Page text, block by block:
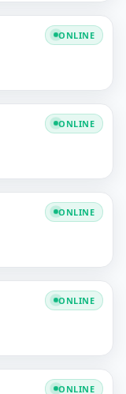
ONLINE
ONLINE
ONLINE
ONLINE
ONLINE